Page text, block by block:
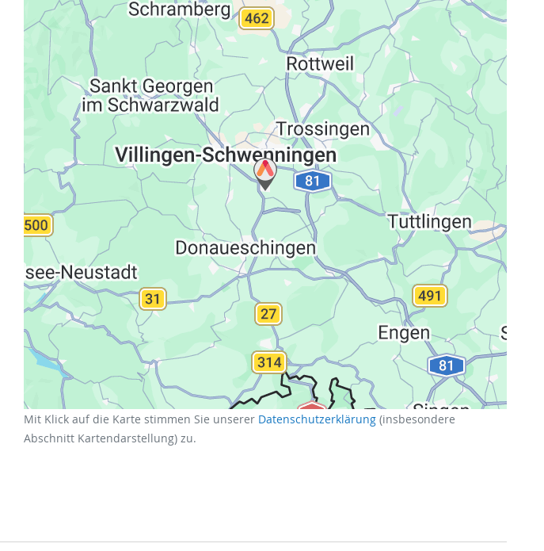
Datenschutzerklärung
Mit Klick auf die Karte stimmen Sie unserer Datenschutzerklärung (insbesondere
Abschnitt Kartendarstellung) zu.